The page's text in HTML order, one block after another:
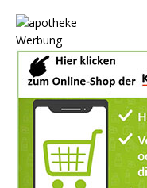
Werbung